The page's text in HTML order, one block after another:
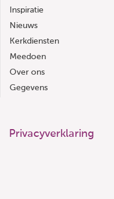
Inspiratie
Nieuws
Kerkdiensten
Meedoen
Over ons
Gegevens
Privacyverklaring